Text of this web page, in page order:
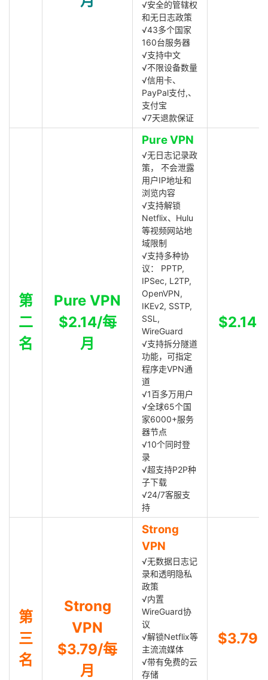
√安全的管辖权
和无日志政策
√43多个国家
160台服务器
√支持中文
√不限设备数量
√信用卡、
PayPal支付,、
支付宝
√7天退款保证
第
二
名
Pure VPN
$2.14/每
月
Pure VPN
√无日志记录政
策， 不会泄露
用户IP地址和
浏览内容
√支持解锁
Netflix、Hulu
等视频网站地
域限制
√支持多种协
议： PPTP,
IPSec, L2TP,
OpenVPN,
IKEv2, SSTP,
SSL,
WireGuard
√支持拆分隧道
功能，可指定
程序走VPN通
道
√1百多万用户
√全球65个国
家6000+服务
器节点
√10个同时登
录
√超支持P2P种
子下载
√24/7客服支
持
$2.14
第
三
名
Strong
VPN
$3.79/每
月
Strong
VPN
√无数据日志记
录和透明隐私
政策
√内置
WireGuard协
议
√解锁Netflix等
主流流媒体
√带有免费的云
存储
$3.79